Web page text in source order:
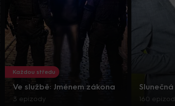
Každou středu
Ve službě: Jménem zákona
3 epizody
Slunečná
160 epizod